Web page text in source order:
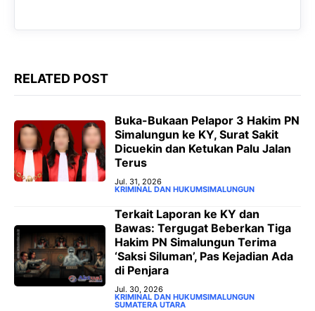
RELATED POST
‎Buka-Bukaan Pelapor 3 Hakim PN
Simalungun ke KY, Surat Sakit
Dicuekin dan Ketukan Palu Jalan
Terus ‎
Jul. 31, 2026
KRIMINAL DAN HUKUMSIMALUNGUN
‎Terkait Laporan ke KY dan
Bawas: Tergugat Beberkan Tiga
Hakim PN Simalungun Terima
‘Saksi Siluman’, Pas Kejadian Ada
di Penjara
Jul. 30, 2026
KRIMINAL DAN HUKUMSIMALUNGUN
SUMATERA UTARA